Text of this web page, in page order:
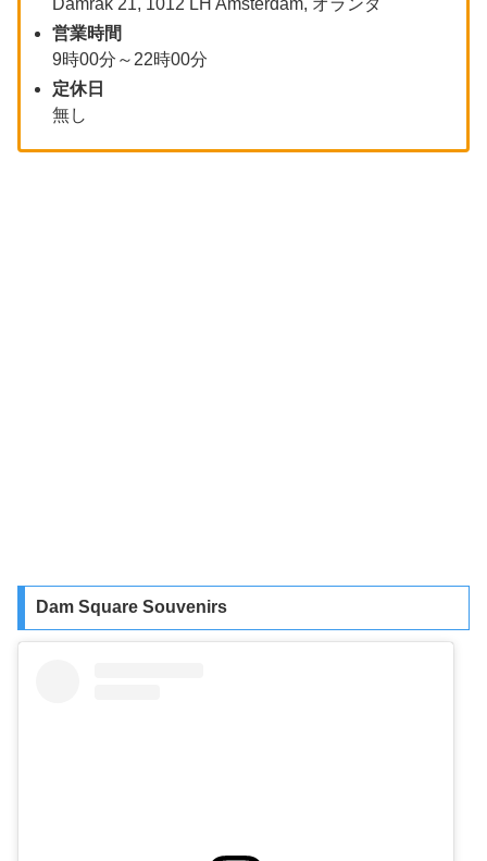
営業時間
9時00分～22時00分
定休日
無し
Dam Square Souvenirs